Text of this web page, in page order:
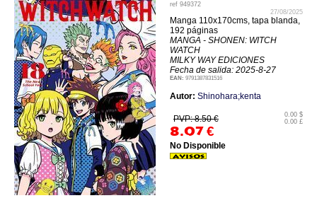
ref 949372
27/08/2025
Manga 110x170cms, tapa blanda,
192 páginas
MANGA - SHONEN: WITCH
WATCH
MILKY WAY EDICIONES
Fecha de salida: 2025-8-27
EAN: 9791387831516
Autor: Shinohara;kenta
PVP: 8.50 €
8.07 €
0.00 $
0.00 £
No Disponible